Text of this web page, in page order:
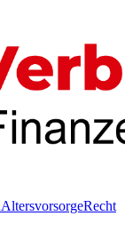
AltersvorsorgeRecht